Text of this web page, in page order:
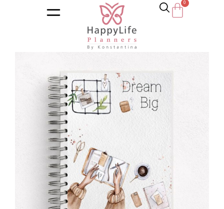
Κατάστημα/Ημερολόγια